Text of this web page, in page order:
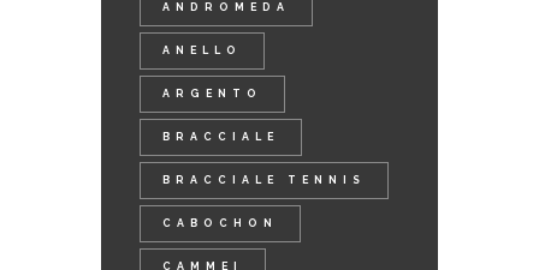
ANDROMEDA
ANELLO
ARGENTO
BRACCIALE
BRACCIALE TENNIS
CABOCHON
CAMMEI